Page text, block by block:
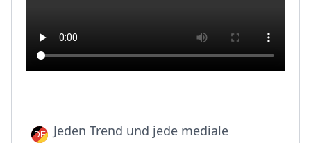
Jeden Trend und jede mediale